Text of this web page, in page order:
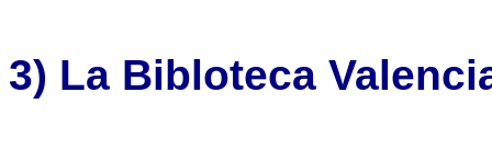
3) La Bibloteca